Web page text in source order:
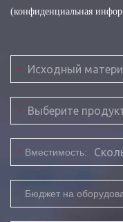
(конфиденциальная
*
*
* Вместимость:
Бюджет на